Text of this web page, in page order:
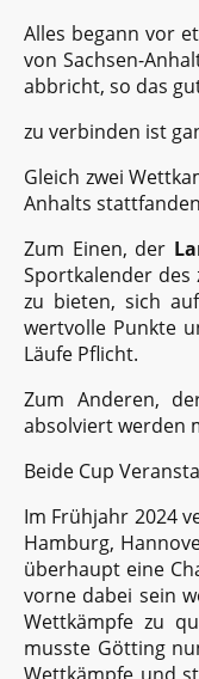
Alles begann vor
von Sachsen-
abbricht, so das
zu verbinden ist
Gleich zwei
Anhalts
Zum Einen, der
Sportkalender
zu bieten, sich
wertvolle Punkte
Läufe Pflicht.
Zum Anderen,
absolviert werden
Beide Cup
Im Frühjahr 2024
Hamburg,
überhaupt eine
vorne dabei sein
Wettkämpfe zu
musste Götting